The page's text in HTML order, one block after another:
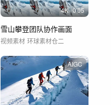
4K 0'05
雪山攀登团队协作画面
视频素材 环球素材仓二
AIGC